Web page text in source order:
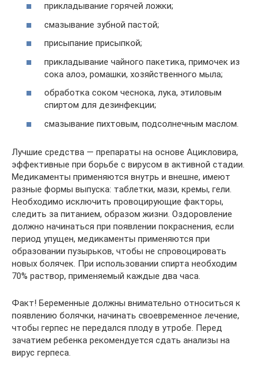
прикладывание горячей ложки;
смазывание зубной пастой;
присыпание присыпкой;
прикладывание чайного пакетика, примочек из
сока алоэ, ромашки, хозяйственного мыла;
обработка соком чеснока, лука, этиловым
спиртом для дезинфекции;
смазывание пихтовым, подсолнечным маслом.
Лучшие средства — препараты на основе Ацикловира,
эффективные при борьбе с вирусом в активной стадии.
Медикаменты применяются внутрь и внешне, имеют
разные формы выпуска: таблетки, мази, кремы, гели.
Необходимо исключить провоцирующие факторы,
следить за питанием, образом жизни. Оздоровление
должно начинаться при появлении покраснения, если
период упущен, медикаменты применяются при
образовании пузырьков, чтобы не спровоцировать
новых болячек. При использовании спирта необходим
70% раствор, применяемый каждые два часа.
Факт! Беременные должны внимательно относиться к
появлению болячки, начинать своевременное лечение,
чтобы герпес не передался плоду в утробе. Перед
зачатием ребенка рекомендуется сдать анализы на
вирус герпеса.